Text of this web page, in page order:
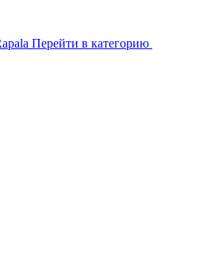
Перейти в категорию